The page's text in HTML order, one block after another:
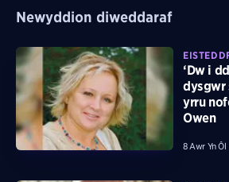
Newyddion diweddaraf
‘Dw i
dysgwr
yrru
Owen
8 Awr Yn Ôl